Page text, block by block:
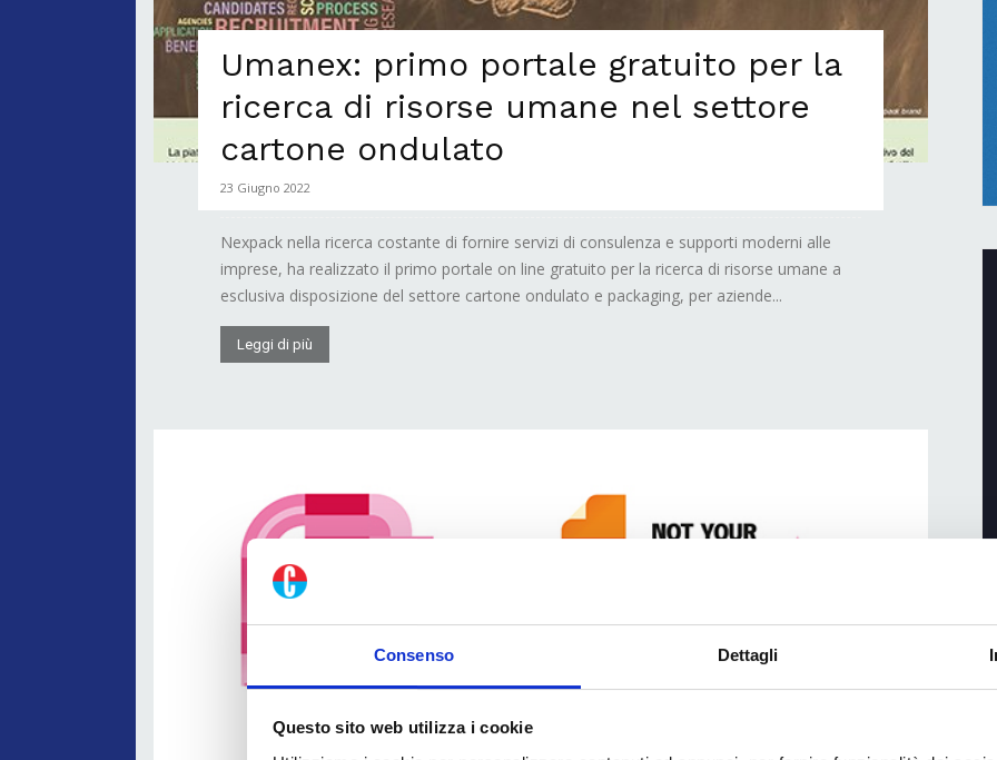
Consenso Dettagli
Questo sito web utilizza i cookie
Umanex: primo portale gratuito per la
ricerca di risorse umane nel settore
cartone ondulato
23 Giugno 2022
Nexpack nella ricerca costante di fornire servizi di consulenza e supporti moderni alle
imprese, ha realizzato il primo portale on line gratuito per la ricerca di risorse umane a
esclusiva disposizione del settore cartone ondulato e packaging, per aziende...
Leggi di più